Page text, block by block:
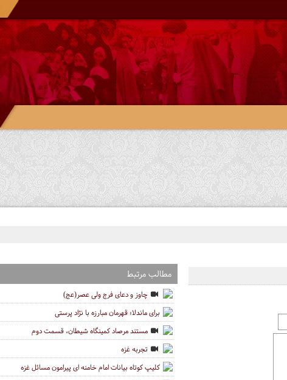
مطالب مرتبط
چاوز و دعای فرج ولی عصر(عج)
برای ماندلا؛ قهرمان مبارزه با نژاد پرستی
مستند مرصاد کمینگاه شیطان، قسمت دوم
تجربه غزه
کلیپ کوتاه بیانات امام خامنه ای پیرامون مسائل غزه